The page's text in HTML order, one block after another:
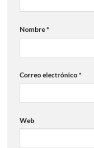
Nombre*
Correo electrónico*
Web